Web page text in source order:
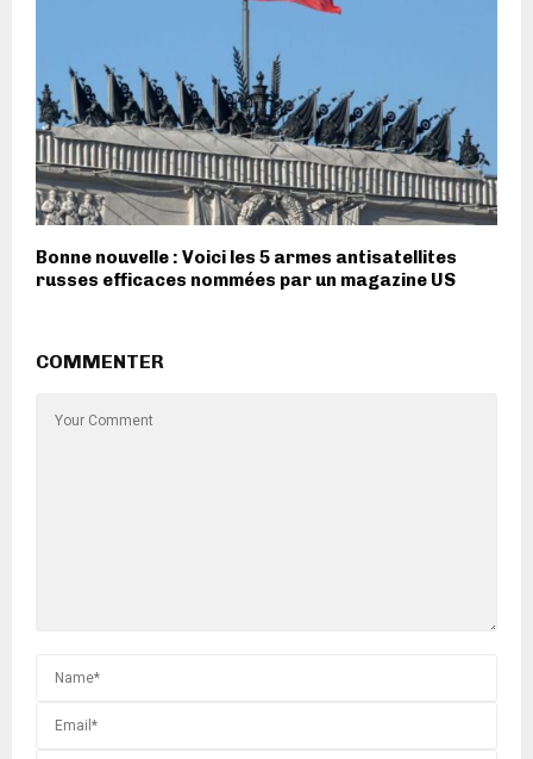
Bonne nouvelle : Voici les 5 armes antisatellites
russes efficaces nommées par un magazine US
COMMENTER